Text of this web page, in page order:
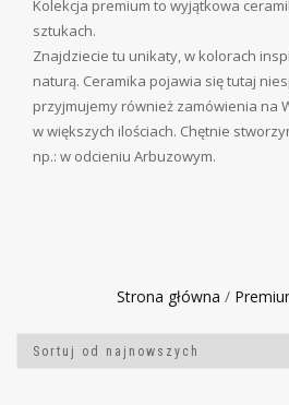
Kolekcja premium to wyjątkowa
sztukach.
Znajdziecie tu unikaty, w kolorach
naturą. Ceramika pojawia się tutaj
przyjmujemy również zamówienia na
w większych ilościach. Chętnie
np.: w odcieniu Arbuzowym.
Strona główna /